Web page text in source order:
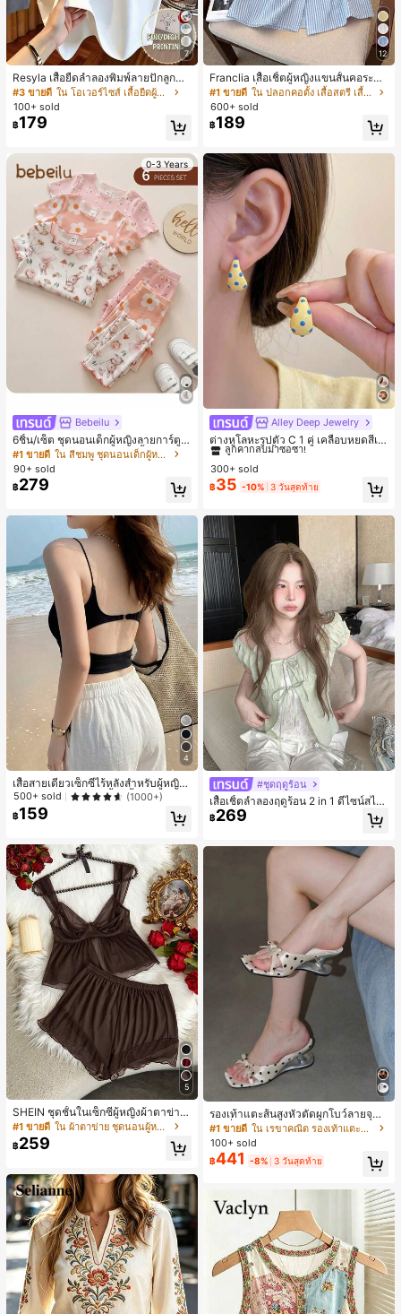
7
Resyla เสื้อยืดลำลองพิมพ์ลายปักลูกปัด
รูปโบว์ขนาดใหญ่สำหรับผู้หญิง
#3 ขายดี
ใน โอเวอร์ไซส์ เสื้อยืดผู้หญิง
100+ sold
฿179
0-3 Years
Bebeilu
6ชิ้น/เซ็ต ชุดนอนเด็กผู้หญิงลายการ์ตูน
หมีและดอกไม้ คอกลม แขนสั้น กางเกง
ขาสั้น ขอบระบาย สวมใส่สบาย
#1 ขายดี
ใน สีชมพู ชุดนอนเด็กผู้หญิง
90+ sold
฿279
4
เสื้อสายเดี่ยวเซ็กซี่ไร้หลังสำหรับผู้หญิง
พร้อมบราแบบมีฟองน้ำ, เสื้อกล้ามแขน
กุด, เสื้อลำลองสีดำสำหรับฤดูร้อน
500+ sold (1000+)
฿159
5
SHEIN ชุดชั้นในเซ็กซี่ผู้หญิงผ้าตาข่าย
มีโครงคัพบาง
#1 ขายดี ใน ผ้าตาข่าย ชุดนอนผู้หญิง
฿259
12
Franclia เสื้อเชิ้ตผู้หญิงแขนสั้นคอระบา
ยกระดุมเดี่ยวลายทาง
#1 ขายดี
ใน ปลอกคอตั้ง เสื้อสตรี เสื้อเบลาส์ & Tee
600+ sold
฿189
Alley Deep Jewelry
ต่างหูโลหะรูปตัว C 1 คู่ เคลือบหยดสีเห
ลือง ลายจุดสีน้ำเงิน สไตล์ยุโรปและอเม
ริกัน แฟชั่นส่วนตัว หวานและสง่างาม
สำหรับผู้หญิงและเด็กหญิง สำหรับการเ
ดินทาง งานแต่งงาน ปาร์ตี้ วันเกิด ของ
#1 ขายดี ใน โบโฮ ต่างหูผู้หญิง
ลูกค้ากลับมาซื้อซ้ำ!
เกือบหมดแล้ว!
#1 ขายดี ใน โบโฮ ต่างหูผู้หญิง
ลูกค้ากลับมาซื้อซ้ำ!
เกือบหมดแล้ว!
#1 ขายดี ใน โบโฮ ต่างหูผู้หญิง
ลูกค้ากลับมาซื้อซ้ำ!
เกือบหมดแล้ว!
#1 ขายดี ใน โบโฮ ต่างหูผู้หญิง
เกือบหมดแล้ว!
300+ sold
฿35 -10% 3 วันสุดท้าย
#ชุดฤดูร้อน
เสื้อเชิ้ตลำลองฤดูร้อน 2 in 1 ดีไซน์สไต
ล์เกาหลี แต่งลูกไม้ต่อผ้า
฿269
รองเท้าแตะส้นสูงหัวตัดผูกโบว์ลายจุดส
ายเดี่ยวส้นไม่สมมาตรสำหรับผู้หญิง, รอ
งเท้าแตะส้นสูงหนังเทียมสีขาวหรูหรา
สำหรับฤดูร้อน
#1 ขายดี
ใน เรขาคณิต รองเท้าแตะส้นสูงผู้หญิง
100+ sold
฿441 -8% 3 วันสุดท้าย